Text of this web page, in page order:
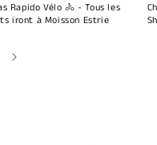
Rapido Vélo 🚴 - Tous les
iront à Moisson Estrie